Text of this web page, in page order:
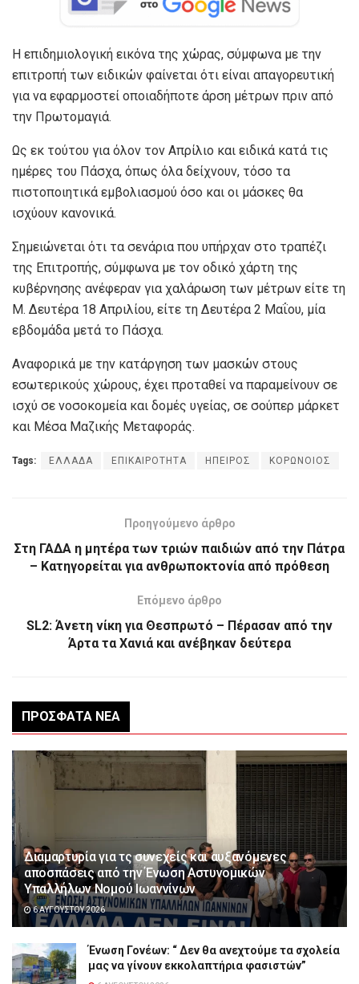
Η επιδημιολογική εικόνα της χώρας, σύμφωνα με την
επιτροπή των ειδικών φαίνεται ότι είναι απαγορευτική
για να εφαρμοστεί οποιαδήποτε άρση μέτρων πριν από
την Πρωτομαγιά.
Ως εκ τούτου για όλον τον Απρίλιο και ειδικά κατά τις
ημέρες του Πάσχα, όπως όλα δείχνουν, τόσο τα
πιστοποιητικά εμβολιασμού όσο και οι μάσκες θα
ισχύουν κανονικά.
Σημειώνεται ότι τα σενάρια που υπήρχαν στο τραπέζι
της Επιτροπής, σύμφωνα με τον οδικό χάρτη της
κυβέρνησης ανέφεραν για χαλάρωση των μέτρων είτε τη
Μ. Δευτέρα 18 Απριλίου, είτε τη Δευτέρα 2 Μαΐου, μία
εβδομάδα μετά το Πάσχα.
Αναφορικά με την κατάργηση των μασκών στους
εσωτερικούς χώρους, έχει προταθεί να παραμείνουν σε
ισχύ σε νοσοκομεία και δομές υγείας, σε σούπερ μάρκετ
και Μέσα Μαζικής Μεταφοράς.
Tags: ΕΛΛΑΔΑ ΕΠΙΚΑΙΡΟΤΗΤΑ ΗΠΕΙΡΟΣ ΚΟΡΩΝΟΙΟΣ
Προηγούμενο άρθρο
Στη ΓΑΔΑ η μητέρα των τριών παιδιών από την Πάτρα
– Κατηγορείται για ανθρωποκτονία από πρόθεση
Επόμενο άρθρο
SL2: Άνετη νίκη για Θεσπρωτό – Πέρασαν από την
Άρτα τα Χανιά και ανέβηκαν δεύτερα
ΠΡΌΣΦΑΤΑ ΝΈΑ
Διαμαρτυρία για τς συνεχείς και αυξανόμενες
αποσπάσεις από την Ένωση Αστυνομικών
Υπαλλήλων Νομού Ιωαννίνων
6 ΑΥΓΟΎΣΤΟΥ 2026
Ένωση Γονέων: “ Δεν θα ανεχτούμε τα σχολεία
μας να γίνουν εκκολαπτήρια φασιστών”